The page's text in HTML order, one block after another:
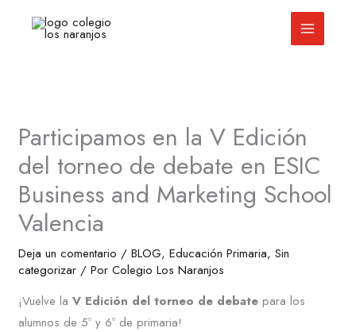
Participamos en la V Edición
del torneo de debate en ESIC
Business and Marketing School
Valencia
Deja un comentario /BLOG,Educación Primaria,Sin
categorizar / PorColegio Los Naranjos
¡Vuelve laV Edición del torneo de debate para los
alumnos de 5º y 6º de primaria!